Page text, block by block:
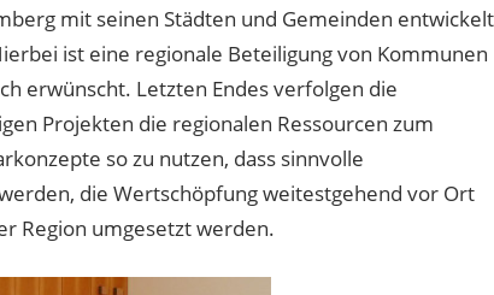
mit seinen Städten und Gemeinden entwickelt
ist eine regionale Beteiligung von Kommunen
erwünscht. Letzten Endes verfolgen die
Projekten die regionalen Ressourcen zum
so zu nutzen, dass sinnvolle
die Wertschöpfung weitestgehend vor Ort
Region umgesetzt werden.